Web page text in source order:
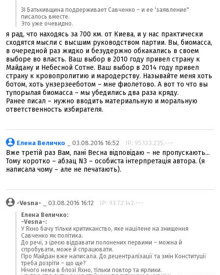
ЗІ Батькивщина поддерживает Савченко – и ее 'заявление"
писалось вместе.
Это уже очевидно.
я рад, что находясь за 700 км. от Киева, и у нас практически
сходятся мысли с высшим руководством партии. Вы, биомасса,
в очередной раз жидко и безудержно обкакались в своем
выборе во власть. Ваш выбор в 2010 году привел страну к
Майдану и Небесной Сотне. Ваш выбор в 2014 году привел
страну к кровопролитию и мародерству. Называйте меня хоть
ботом, хоть унзерзееботом – мне фиолетово. А вот то что вы
тупорылая биомасса – мы убедились два раза кряду.
Ранее писал – нужно вводить материальную и моральную
ответственность избирателя.
Елена Величко _ 03.08.2016 16:52 IP: 95.133.235.---
Вже третій раз Вам, пані Весна відповідаю – не пропускають...
Тому коротко – абзац N3 – особиста інтерпретація автора. (я
написала чому – але не печатають).
-Vesna- _ 03.08.2016 16:12 IP: 93.72.142.---
Елена Величко:
-Vesna-:
У Яхно бачу тільки критиканство, яке націлене на знищення
Савченко як політика.
До речі, з ідеєю віддавати полонених первими – можна й
спробувати, може й спрацювати.
Про Майдан вже написала. До децентралізації та змін Конституції
треба дозріти – що ще?
Нічого нема в блозі Яхно, тільки повтор та ярлики.